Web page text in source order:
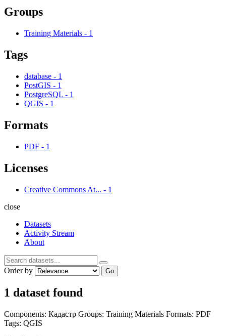
Groups
Training Materials - 1
Tags
database - 1
PostGIS - 1
PostgreSQL - 1
QGIS - 1
Formats
PDF - 1
Licenses
Creative Commons At... - 1
close
Datasets
Activity Stream
About
Order by Go
1 dataset found
Components: Кадастр Groups: Training Materials Formats: PDF
Tags: QGIS